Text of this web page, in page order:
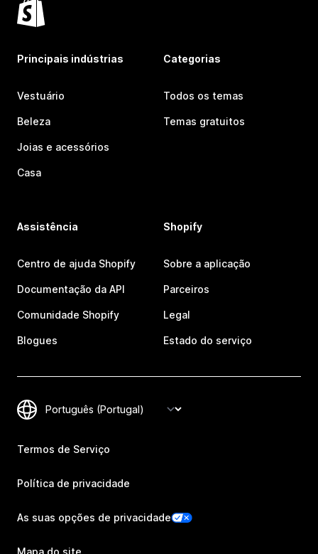
Principais indústrias
Vestuário
Beleza
Joias e acessórios
Casa
Categorias
Todos os temas
Temas gratuitos
Assistência
Centro de ajuda Shopify
Documentação da API
Comunidade Shopify
Blogues
Shopify
Sobre a aplicação
Parceiros
Legal
Estado do serviço
Termos de Serviço
Política de privacidade
As suas opções de privacidade